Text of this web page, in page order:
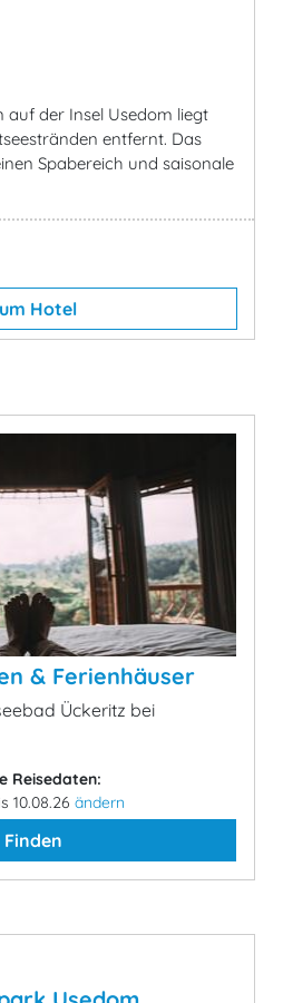
auf der Insel Usedom liegt
entfernt. Das
Spabereich und saisonale
Hotel
& Ferienhäuser
Ückeritz bei
Reisedaten:
10.08.26 ändern
Finden